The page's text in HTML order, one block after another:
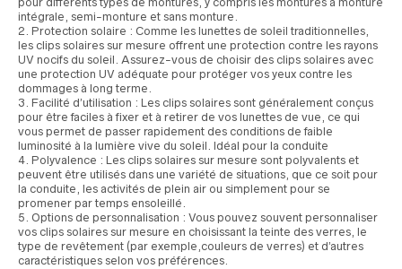
intégrale, semi-monture et sans monture.
Protection solaire : Comme les lunettes de soleil traditionnelles,
les clips solaires sur mesure offrent une protection contre les rayons
UV nocifs du soleil. Assurez-vous de choisir des clips solaires avec
une protection UV adéquate pour protéger vos yeux contre les
dommages à long terme.
Facilité d’utilisation : Les clips solaires sont généralement conçus
pour être faciles à fixer et à retirer de vos lunettes de vue, ce qui
vous permet de passer rapidement des conditions de faible
luminosité à la lumière vive du soleil. Idéal pour la conduite
Polyvalence : Les clips solaires sur mesure sont polyvalents et
peuvent être utilisés dans une variété de situations, que ce soit pour
la conduite, les activités de plein air ou simplement pour se
promener par temps ensoleillé.
Options de personnalisation : Vous pouvez souvent personnaliser
vos clips solaires sur mesure en choisissant la teinte des verres, le
type de revêtement (par exemple,couleurs de verres) et d’autres
caractéristiques selon vos préférences.